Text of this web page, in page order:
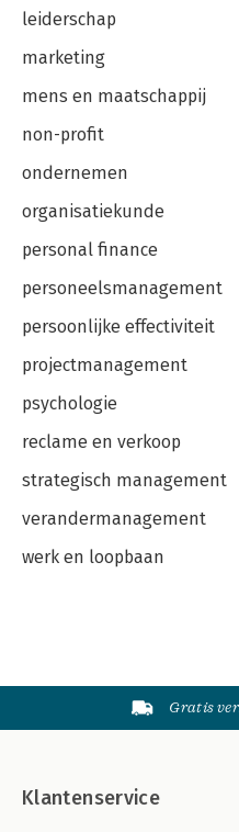
leiderschap
marketing
mens en maatschappij
non-profit
ondernemen
organisatiekunde
personal finance
personeelsmanagement
persoonlijke effectiviteit
projectmanagement
psychologie
reclame en verkoop
strategisch management
verandermanagement
werk en loopbaan
Gratis
Klantenservice